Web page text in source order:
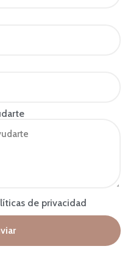
de privacidad